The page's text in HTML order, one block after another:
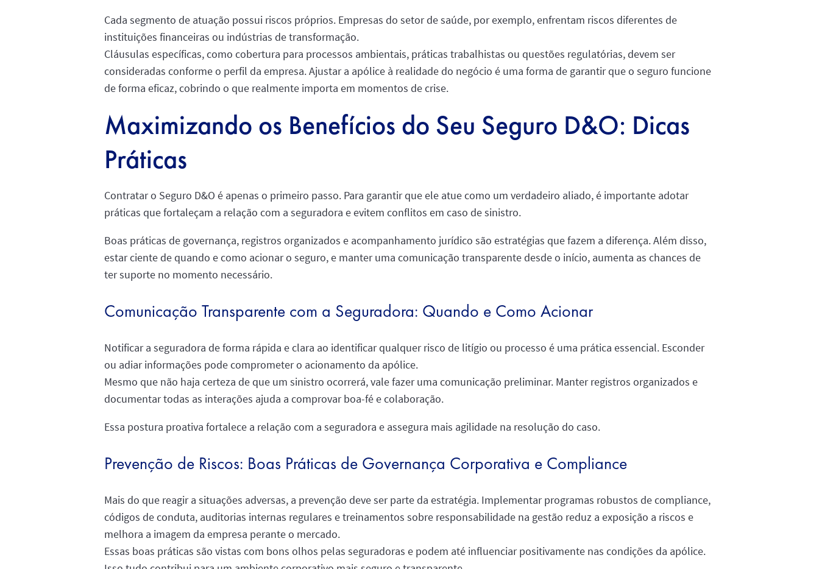
Cada segmento de atuação possui riscos próprios. Empresas do setor de saúde, por exemplo, enfrentam riscos diferentes de
instituições financeiras ou indústrias de transformação.
Cláusulas específicas, como cobertura para processos ambientais, práticas trabalhistas ou questões regulatórias, devem ser
consideradas conforme o perfil da empresa. Ajustar a apólice à realidade do negócio é uma forma de garantir que o seguro funcione
de forma eficaz, cobrindo o que realmente importa em momentos de crise.
Maximizando os Benefícios do Seu Seguro D&O: Dicas
Práticas
Contratar o Seguro D&O é apenas o primeiro passo. Para garantir que ele atue como um verdadeiro aliado, é importante adotar
práticas que fortaleçam a relação com a seguradora e evitem conflitos em caso de sinistro.
Boas práticas de governança, registros organizados e acompanhamento jurídico são estratégias que fazem a diferença. Além disso,
estar ciente de quando e como acionar o seguro, e manter uma comunicação transparente desde o início, aumenta as chances de
ter suporte no momento necessário.
Comunicação Transparente com a Seguradora: Quando e Como Acionar
Notificar a seguradora de forma rápida e clara ao identificar qualquer risco de litígio ou processo é uma prática essencial. Esconder
ou adiar informações pode comprometer o acionamento da apólice.
Mesmo que não haja certeza de que um sinistro ocorrerá, vale fazer uma comunicação preliminar. Manter registros organizados e
documentar todas as interações ajuda a comprovar boa-fé e colaboração.
Essa postura proativa fortalece a relação com a seguradora e assegura mais agilidade na resolução do caso.
Prevenção de Riscos: Boas Práticas de Governança Corporativa e Compliance
Mais do que reagir a situações adversas, a prevenção deve ser parte da estratégia. Implementar programas robustos de compliance,
códigos de conduta, auditorias internas regulares e treinamentos sobre responsabilidade na gestão reduz a exposição a riscos e
melhora a imagem da empresa perante o mercado.
Essas boas práticas são vistas com bons olhos pelas seguradoras e podem até influenciar positivamente nas condições da apólice.